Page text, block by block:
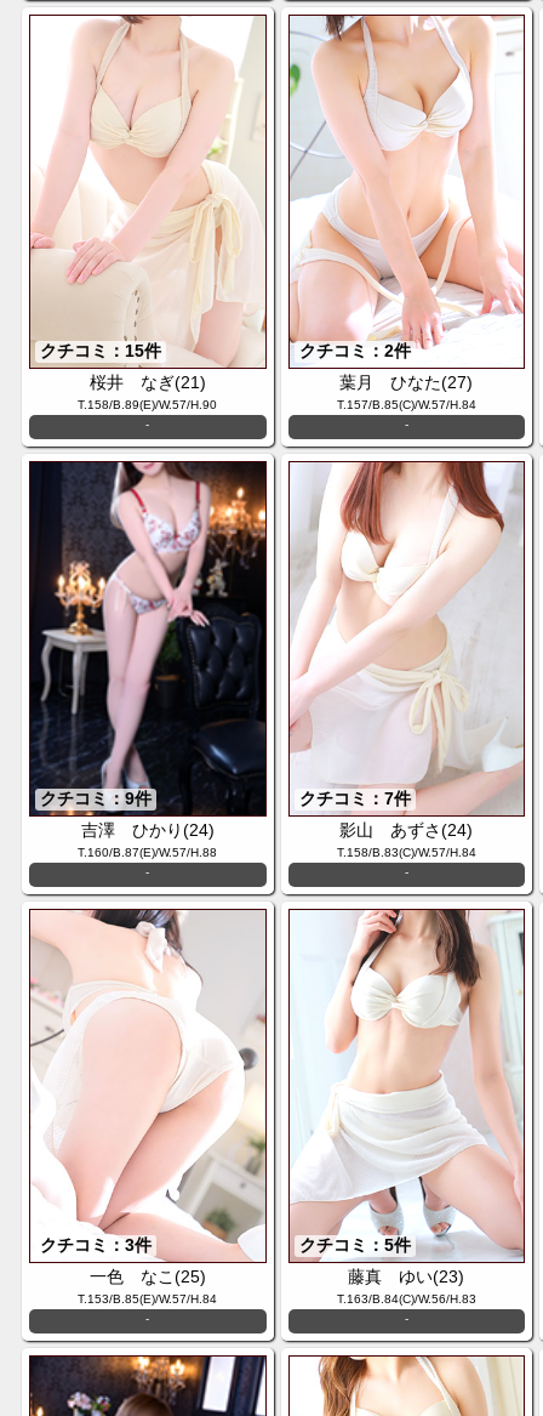
クチコミ：15件
桜井 なぎ(21)
T.158/B.89(E)/W.57/H.90
-
クチコミ：2件
葉月 ひなた(27)
T.157/B.85(C)/W.57/H.84
-
クチコミ：9件
吉澤 ひかり(24)
T.160/B.87(E)/W.57/H.88
-
クチコミ：7件
影山 あずさ(24)
T.158/B.83(C)/W.57/H.84
-
クチコミ：3件
一色 なこ(25)
T.153/B.85(E)/W.57/H.84
-
クチコミ：5件
藤真 ゆい(23)
T.163/B.84(C)/W.56/H.83
-